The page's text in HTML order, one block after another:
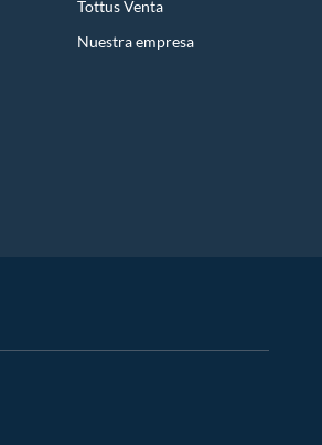
Tottus Venta
Nuestra empresa